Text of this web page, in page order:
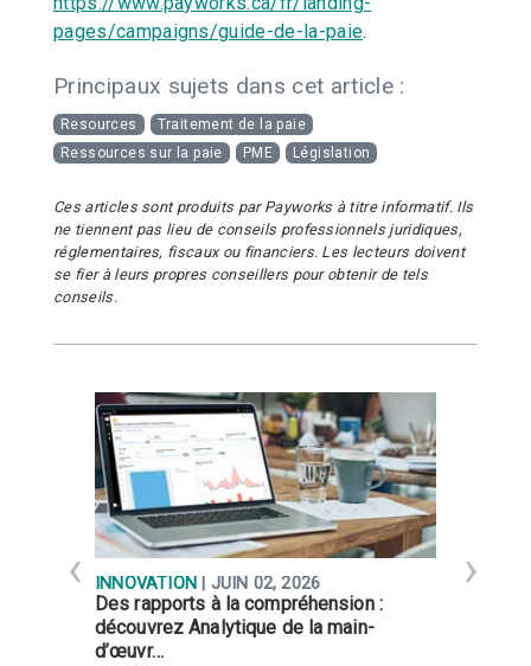
pages/campaigns/guide-de-la-paie.
Principaux sujets dans cet article :
Resources
Traitement de la paie
Ressources sur la paie
PME Législation
Ces articles sont produits par Payworks à titre informatif. Ils
ne tiennent pas lieu de conseils professionnels juridiques,
réglementaires, fiscaux ou financiers. Les lecteurs doivent
se fier à leurs propres conseillers pour obtenir de tels
conseils.
INNOVATION | JUIN 02, 2026
Des rapports à la compréhension :
découvrez Analytique de la main-
d’œuvr…